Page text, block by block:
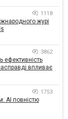
1118
журі
3862
ефективність
впливає
1753
AI повністю